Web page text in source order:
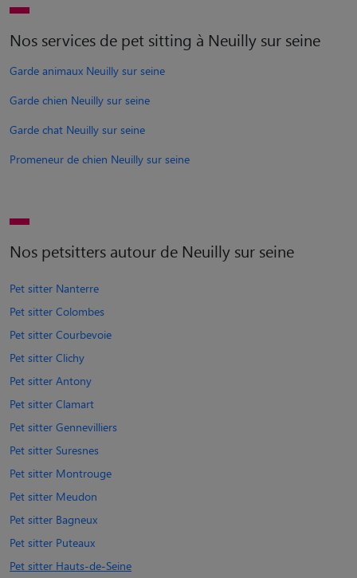
Nos services de pet sitting à Neuilly sur seine
Garde animaux Neuilly sur seine
Garde chien Neuilly sur seine
Garde chat Neuilly sur seine
Promeneur de chien Neuilly sur seine
Nos petsitters autour de Neuilly sur seine
Pet sitter Nanterre
Pet sitter Colombes
Pet sitter Courbevoie
Pet sitter Clichy
Pet sitter Antony
Pet sitter Clamart
Pet sitter Gennevilliers
Pet sitter Suresnes
Pet sitter Montrouge
Pet sitter Meudon
Pet sitter Bagneux
Pet sitter Puteaux
Pet sitter Hauts-de-Seine